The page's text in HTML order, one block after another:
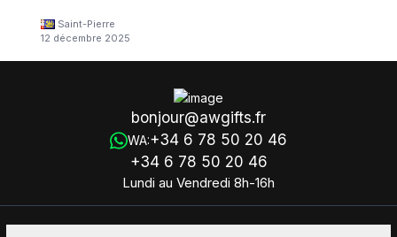
Saint-Pierre
12 décembre 2025
bonjour@awgifts.fr
WA:+34 6 78 50 20 46
+34 6 78 50 20 46
Lundi au Vendredi 8h-16h